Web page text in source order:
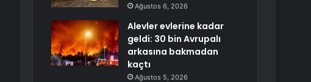
Ağustos 6, 2026
Alevler evlerine kadar
geldi: 30 bin Avrupalı
arkasına bakmadan
kaçtı
Ağustos 5, 2026